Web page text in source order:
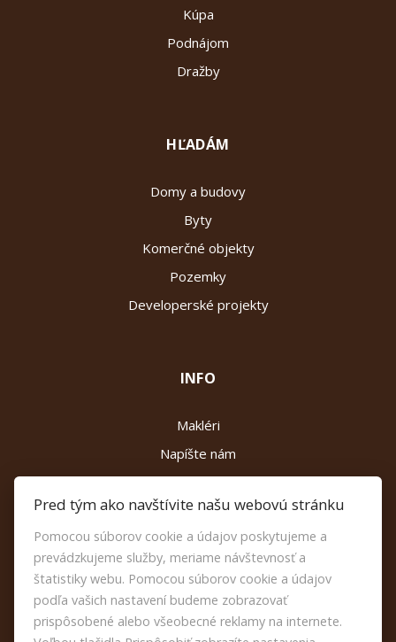
Kúpa
Podnájom
Dražby
HĽADÁM
Domy a budovy
Byty
Komerčné objekty
Pozemky
Developerské projekty
INFO
Makléri
Napíšte nám
Kontakt
Reklamačný poriadok
Etický kódex
Nastavenie cookies
Pred tým ako navštívite našu webovú stránku
Pomocou súborov cookie a údajov poskytujeme a
prevádzkujeme služby, meriame návštevnosť a
štatistiky webu. Pomocou súborov cookie a údajov
podľa vašich nastavení budeme zobrazovať
prispôsobené alebo všeobecné reklamy na internete.